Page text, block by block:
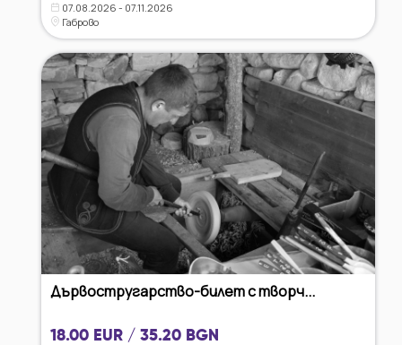
07.08.2026 - 07.11.2026
Габрово
Дървостругарство-билет с творч...
18.00 EUR / 35.20 BGN